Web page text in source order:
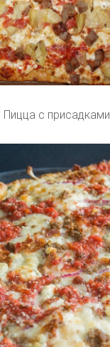
Пицца с присадками